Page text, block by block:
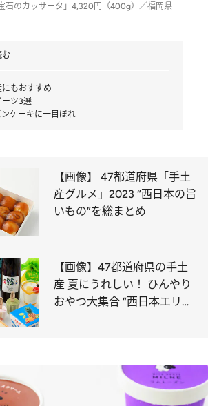
石のカッサータ」4,320円（400g）／福岡県
む
にもおすすめ
ーツ3選
ケーキに一目ぼれ
【画像】 47都道府県「手土
産グルメ」2023 “西日本の旨
いもの”を総まとめ
【画像】47都道府県の手土
産 夏にうれしい！ ひんやり
おやつ大集合 “西日本エリア